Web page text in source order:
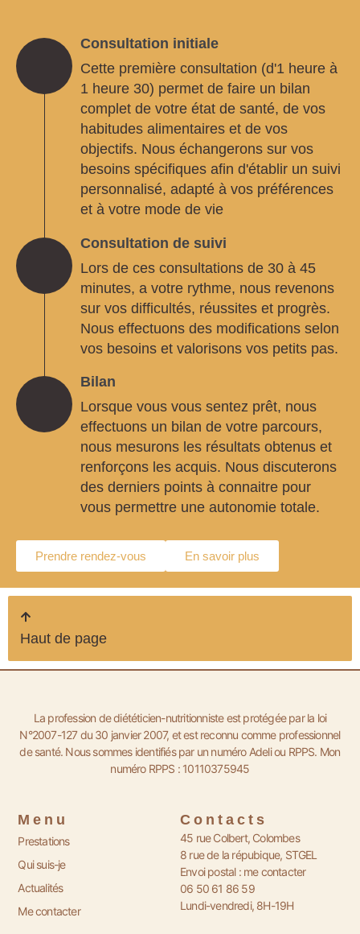
Consultation initiale
Cette première consultation (d'1 heure à
1 heure 30) permet de faire un bilan
complet de votre état de santé, de vos
habitudes alimentaires et de vos
objectifs. Nous échangerons sur vos
besoins spécifiques afin d'établir un suivi
personnalisé, adapté à vos préférences
et à votre mode de vie
Consultation de suivi
Lors de ces consultations de 30 à 45
minutes, a votre rythme, nous revenons
sur vos difficultés, réussites et progrès.
Nous effectuons des modifications selon
vos besoins et valorisons vos petits pas.
Bilan
Lorsque vous vous sentez prêt, nous
effectuons un bilan de votre parcours,
nous mesurons les résultats obtenus et
renforçons les acquis. Nous discuterons
des derniers points à connaitre pour
vous permettre une autonomie totale.
Prendre rendez-vous En savoir plus
Haut de page
La profession de diététicien-nutritionniste est protégée par la loi
N°2007-127 du 30 janvier 2007, et est reconnu comme professionnel
de santé. Nous sommes identifiés par un numéro Adeli ou RPPS. Mon
numéro RPPS : 10110375945
Menu
Prestations
Qui suis-je
Actualités
Me contacter
Contacts
45 rue Colbert, Colombes
8 rue de la répubique, STGEL
Envoi postal : me contacter
06 50 61 86 59
Lundi-vendredi, 8H-19H